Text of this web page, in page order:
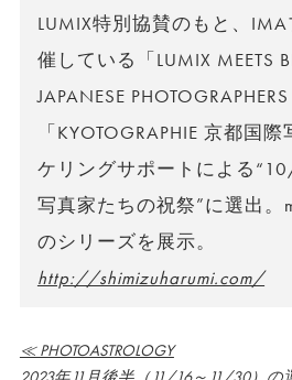
LUMIX特別協賛のもと、
催している「LUMIX MEETS
JAPANESE
「KYOTOGRAPHIE 京都国
ケリングサポートによる
写真家たちの祝祭”に選出
のシリーズを展示。
http://shimizuharumi.com/
≪ PHOTOASTROLOGY